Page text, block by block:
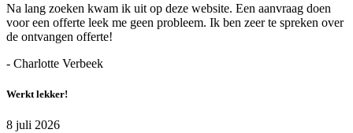
Na lang zoeken kwam ik uit op deze website. Een aanvraag doen
voor een offerte leek me geen probleem. Ik ben zeer te spreken over
de ontvangen offerte!
- Charlotte Verbeek
Werkt lekker!
8 juli 2026